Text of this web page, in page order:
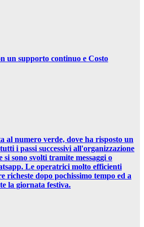
un supporto continuo e Costo
al numero verde, dove ha risposto un
i passi successivi all'organizzazione
sono svolti tramite messaggi o
Le operatrici molto efficienti
richeste dopo pochissimo tempo ed a
la giornata festiva.